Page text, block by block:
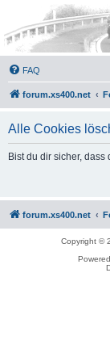
FAQ
forum.xs400.net
Alle Cookies
Bist du dir sicher,
forum.xs400.net
Copyright ©